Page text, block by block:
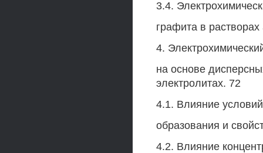
3.4.
графита в
4.
на основе
электролитах. 72
4.1. Влияние
образования и
4.2. Влияние